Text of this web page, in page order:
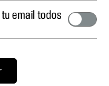
email todos